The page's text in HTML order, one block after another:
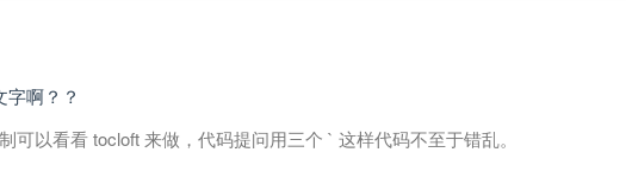
啊？？
可以看看 tocloft 来做，代码提问用三个 ` 这样代码不至于错乱。